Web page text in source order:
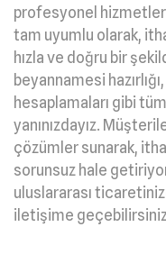
profesyonel hizmetler
tam uyumlu olarak,
hızla ve doğru bir
beyannamesi
hesaplamaları gibi
yanınızdayız.
çözümler sunarak,
sorunsuz hale
uluslararası
iletişime